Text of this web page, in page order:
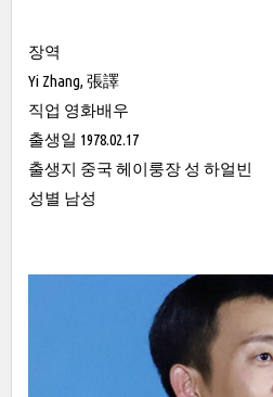
장역
Yi Zhang, 張譯
직업 영화배우
출생일 1978.02.17
출생지 중국 헤이룽장 성 하얼빈
성별 남성